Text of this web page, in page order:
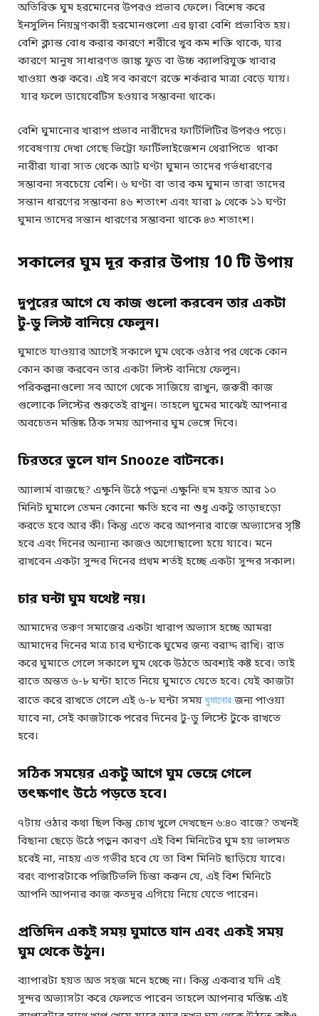
অতিরিক্ত ঘুম হরমোনের উপরও প্রভাব ফেলে। বিশেষ করে
ইনসুলিন নিয়ন্ত্রণকারী হরমোনগুলো এর দ্বারা বেশি প্রভাবিত হয়।
বেশি ক্লান্ত বোধ করার কারণে শরীরে খুব কম শক্তি থাকে, যার
কারণে মানুষ সাধারণত জাঙ্ক ফুড বা উচ্চ ক্যালরিযুক্ত খাবার
খাওয়া শুরু করে। এই সব কারণে রক্তে শর্করার মাত্রা বেড়ে যায়।
যার ফলে ডায়েবেটিস হওয়ার সম্ভাবনা থাকে।
বেশি ঘুমানোর খারাপ প্রভাব নারীদের ফার্টিলিটির উপরও পড়ে।
গবেষণায় দেখা গেছে ভিট্রো ফার্টিলাইজেশন থেরাপিতে থাকা
নারীরা যারা সাত থেকে আট ঘণ্টা ঘুমান তাদের গর্ভধারণের
সম্ভাবনা সবচেয়ে বেশি। ৬ ঘণ্টা বা তার কম ঘুমান তারা তাদের
সন্তান ধারণের সম্ভাবনা ৪৬ শতাংশ এবং যারা ৯ থেকে ১১ ঘণ্টা
ঘুমান তাদের সন্তান ধারণের সম্ভাবনা থাকে ৪৩ শতাংশ।
সকালের ঘুম দূর করার উপায় 10 টি উপায়
দুপুরের আগে যে কাজ গুলো করবেন তার একটা
টু-ডু লিস্ট বানিয়ে ফেলুন।
ঘুমাতে যাওয়ার আগেই সকালে ঘুম থেকে ওঠার পর থেকে কোন
কোন কাজ করবেন তার একটা লিস্ট বানিয়ে ফেলুন।
পরিকল্পনাগুলো সব আগে থেকে সাজিয়ে রাখুন, জরুরী কাজ
গুলোকে লিস্টের শুরুতেই রাখুন। তাহলে ঘুমের মাঝেই আপনার
অবচেতন মস্তিষ্ক ঠিক সময় আপনার ঘুম ভেঙ্গে দিবে।
চিরতরে ভুলে যান Snooze বাটনকে।
অ্যালার্ম বাজছে? এক্ষুনি উঠে পড়ুন! এক্ষুনি! হুম হয়ত আর ১০
মিনিট ঘুমালে তেমন কোনো ক্ষতি হবে না শুধু একটু তাড়াহুড়ো
করতে হবে আর কী। কিন্তু এতে করে আপনার বাজে অভ্যাসের সৃষ্টি
হবে এবং দিনের অন্যান্য কাজও অগোছালো হয়ে যাবে। মনে
রাখবেন একটা সুন্দর দিনের প্রথম শর্তই হচ্ছে একটা সুন্দর সকাল।
চার ঘন্টা ঘুম যথেষ্ট নয়।
আমাদের তরুণ সমাজের একটা খারাপ অভ্যাস হচ্ছে আমরা
আমাদের দিনের মাত্র চার ঘন্টাকে ঘুমের জন্য বরাদ্দ রাখি। রাত
করে ঘুমাতে গেলে সকালে ঘুম থেকে উঠতে অবশ্যই কষ্ট হবে। তাই
রাতে অন্তত ৬-৮ ঘন্টা হাতে নিয়ে ঘুমাতে যেতে হবে। যেই কাজটা
রাতে করে রাখতে গেলে এই ৬-৮ ঘন্টা সময় ঘুমানোর জন্য পাওয়া
যাবে না, সেই কাজটাকে পরের দিনের টু-ডু লিস্টে টুকে রাখতে
হবে।
সঠিক সময়ের একটু আগে ঘুম ভেঙ্গে গেলে
তৎক্ষণাৎ উঠে পড়তে হবে।
৭টায় ওঠার কথা ছিল কিন্তু চোখ খুলে দেখছেন ৬:৪০ বাজে? তখনই
বিছানা ছেড়ে উঠে পড়ুন কারণ এই বিশ মিনিটের ঘুম হয় ভালমত
হবেই না, নাহয় এত গভীর হবে যে তা বিশ মিনিট ছাড়িয়ে যাবে।
বরং ব্যপারটাকে পজিটিভলি চিন্তা করুন যে, এই বিশ মিনিটে
আপনি আপনার কাজ কতদূর এগিয়ে নিয়ে যেতে পারেন।
প্রতিদিন একই সময় ঘুমাতে যান এবং একই সময়
ঘুম থেকে উঠুন।
ব্যাপারটা হয়ত অত সহজ মনে হচ্ছে না। কিন্তু একবার যদি এই
সুন্দর অভ্যাসটা করে ফেলতে পারেন তাহলে আপনার মস্তিষ্ক এই